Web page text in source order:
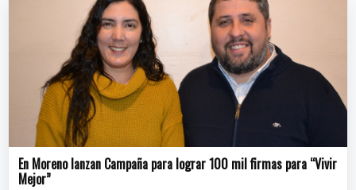
En Moreno lanzan Campaña para lograr 100 mil firmas para “Vivir
Mejor”